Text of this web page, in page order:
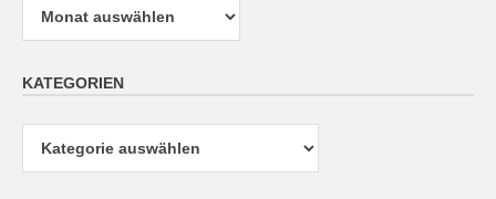
KATEGORIEN